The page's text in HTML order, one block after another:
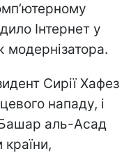
Інтернет у
модернізатора.
Сирії Хафез
нападу, і
аль-Асад